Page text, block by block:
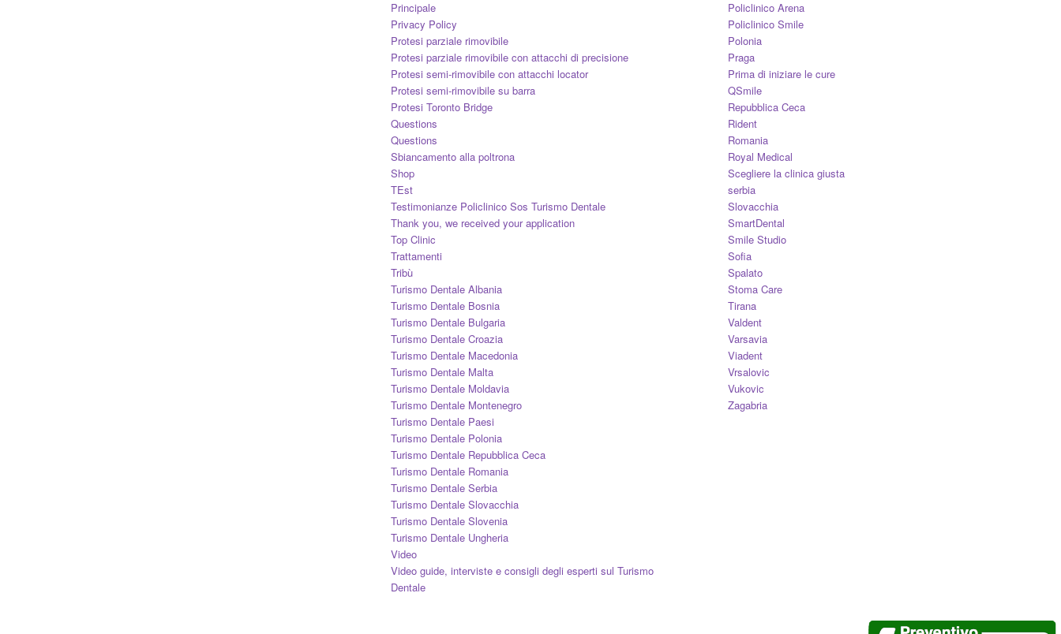
Principale
Privacy Policy
Protesi parziale rimovibile
Protesi parziale rimovibile con attacchi di precisione
Protesi semi-rimovibile con attacchi locator
Protesi semi-rimovibile su barra
Protesi Toronto Bridge
Questions
Questions
Sbiancamento alla poltrona
Shop
TEst
Testimonianze Policlinico Sos Turismo Dentale
Thank you, we received your application
Top Clinic
Trattamenti
Tribù
Turismo Dentale Albania
Turismo Dentale Bosnia
Turismo Dentale Bulgaria
Turismo Dentale Croazia
Turismo Dentale Macedonia
Turismo Dentale Malta
Turismo Dentale Moldavia
Turismo Dentale Montenegro
Turismo Dentale Paesi
Turismo Dentale Polonia
Turismo Dentale Repubblica Ceca
Turismo Dentale Romania
Turismo Dentale Serbia
Turismo Dentale Slovacchia
Turismo Dentale Slovenia
Turismo Dentale Ungheria
Video
Video guide, interviste e consigli degli esperti sul Turismo
Dentale
Policlinico Arena
Policlinico Smile
Polonia
Praga
Prima di iniziare le cure
QSmile
Repubblica Ceca
Rident
Romania
Royal Medical
Scegliere la clinica giusta
serbia
Slovacchia
SmartDental
Smile Studio
Sofia
Spalato
Stoma Care
Tirana
Valdent
Varsavia
Viadent
Vrsalovic
Vukovic
Zagabria